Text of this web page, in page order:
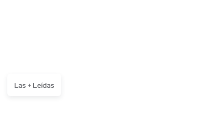
Las + Leídas